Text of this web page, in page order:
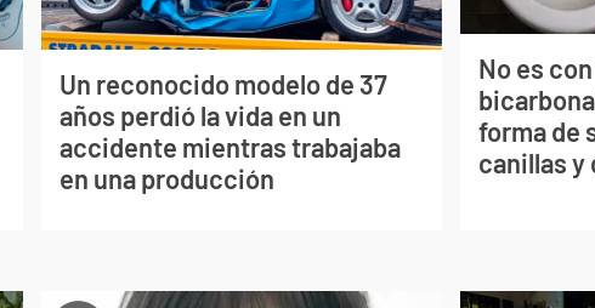
Un reconocido modelo de 37
años perdió la vida en un
accidente mientras trabajaba
en una producción
No es
forma de
canillas y